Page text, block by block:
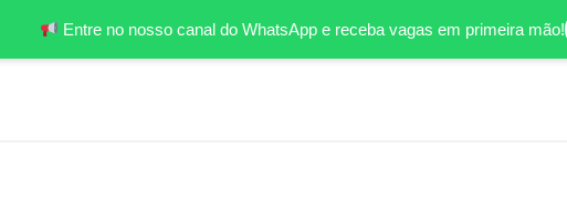
Entre no nosso canal do WhatsApp e receba vagas em primeira mão!